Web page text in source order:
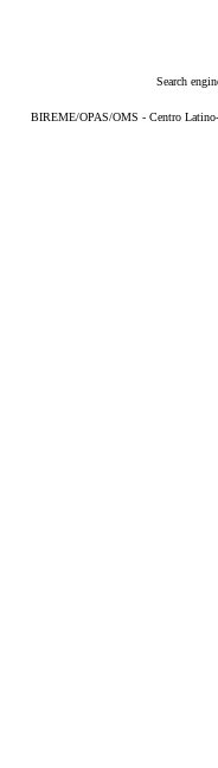
Search
BIREME/OPAS/OMS - Centro Latino-